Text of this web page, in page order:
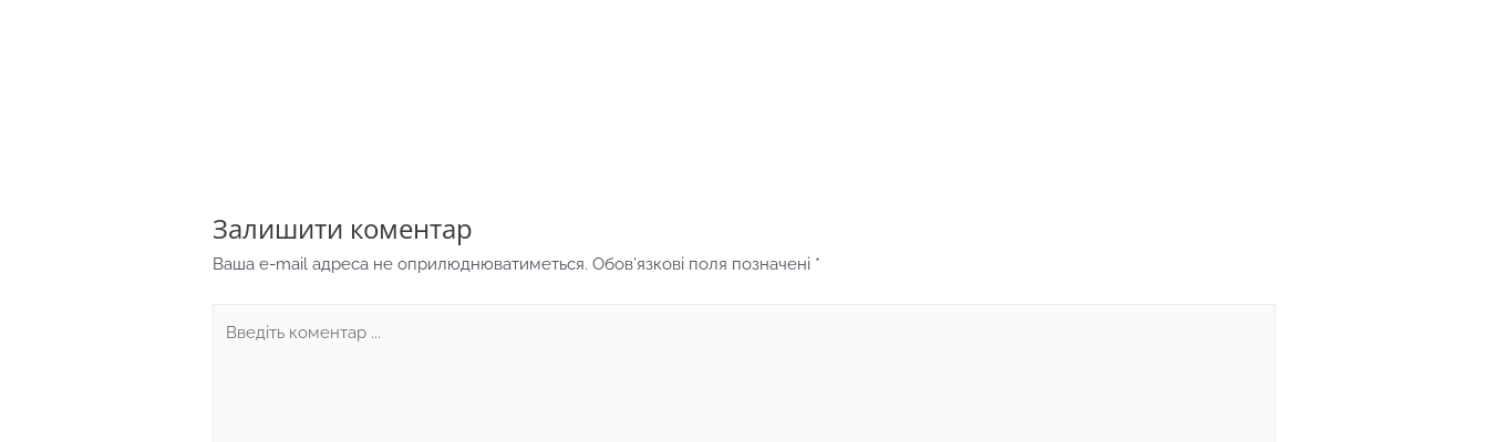
Залишити коментар
Ваша e-mail адреса не оприлюднюватиметься. Обов’язкові поля позначені *
коментар